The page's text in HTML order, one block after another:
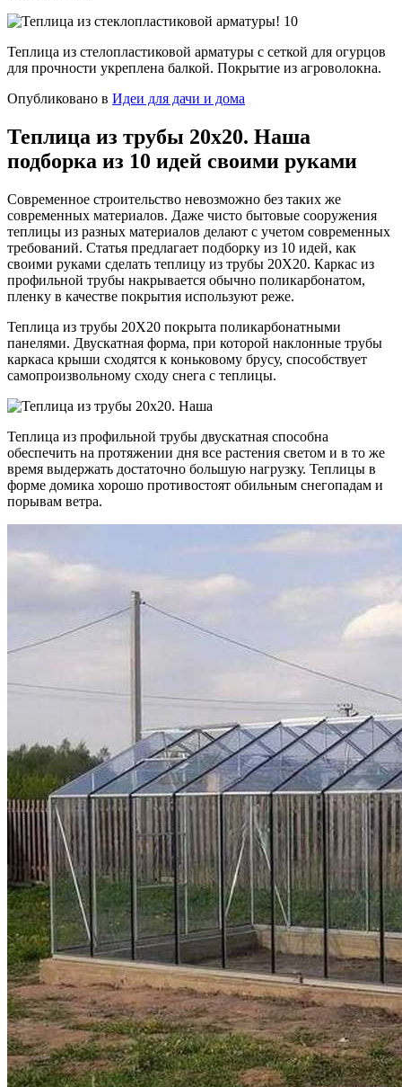
Теплица из стелопластиковой арматуры с сеткой для огурцов
для прочности укреплена балкой. Покрытие из агроволокна.
Опубликовано в Идеи для дачи и дома
Теплица из трубы 20х20. Наша
подборка из 10 идей своими руками
Современное строительство невозможно без таких же
современных материалов. Даже чисто бытовые сооружения
теплицы из разных материалов делают с учетом современных
требований. Статья предлагает подборку из 10 идей, как
своими руками сделать теплицу из трубы 20Х20. Каркас из
профильной трубы накрывается обычно поликарбонатом,
пленку в качестве покрытия используют реже.
Теплица из трубы 20Х20 покрыта поликарбонатными
панелями. Двускатная форма, при которой наклонные трубы
каркаса крыши сходятся к коньковому брусу, способствует
самопроизвольному сходу снега с теплицы.
Теплица из профильной трубы двускатная способна
обеспечить на протяжении дня все растения светом и в то же
время выдержать достаточно большую нагрузку. Теплицы в
форме домика хорошо противостоят обильным снегопадам и
порывам ветра.